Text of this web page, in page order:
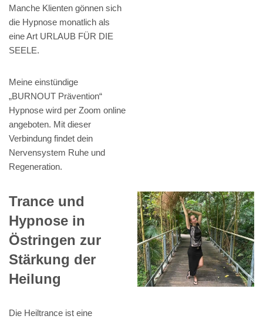
Manche Klienten gönnen sich
die Hypnose monatlich als
eine Art URLAUB FÜR DIE
SEELE.
Meine einstündige
„BURNOUT Prävention“
Hypnose wird per Zoom online
angeboten. Mit dieser
Verbindung findet dein
Nervensystem Ruhe und
Regeneration.
Trance und
Hypnose in
Östringen zur
Stärkung der
Heilung
Die Heiltrance ist eine